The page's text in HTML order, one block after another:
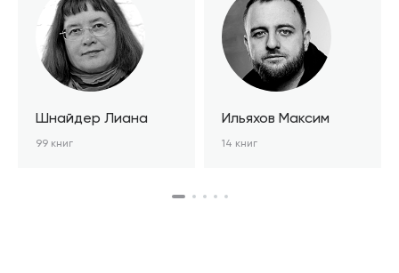
Шнайдер Лиана
99 книг
Ильяхов Максим
14 книг